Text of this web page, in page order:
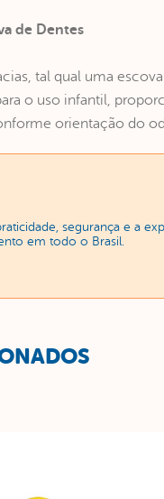
de Dentes
tal qual uma
o uso infantil,
orientação do
segurança e a
em todo o Brasil.